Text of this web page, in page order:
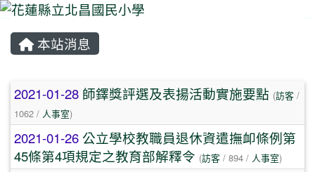
本站消息
文章列表
2021-01-28 師鐸獎評選及表揚活動實施要點 (訪客 /
1062 / 人事室)
2021-01-26 公立學校教職員退休資遣撫卹條例第
45條第4項規定之教育部解釋令 (訪客 / 894 / 人事室)